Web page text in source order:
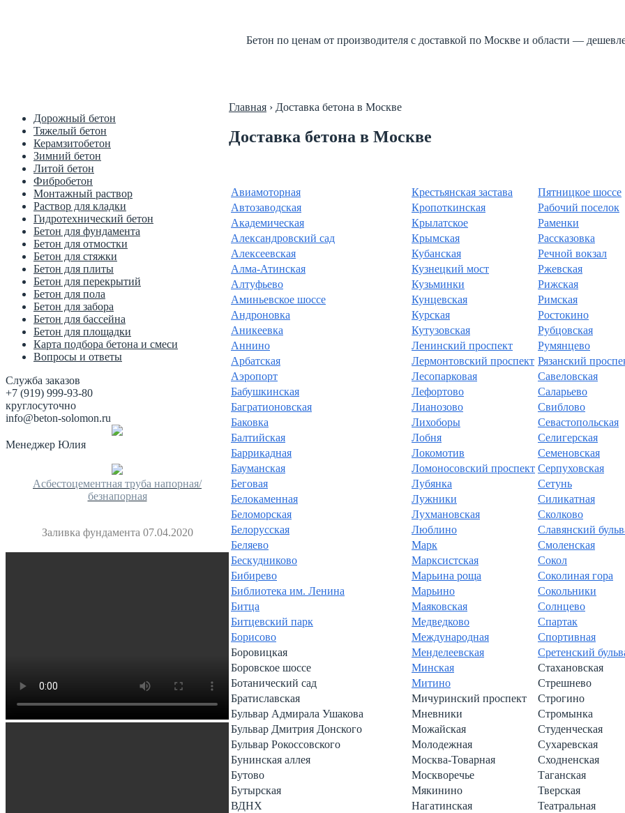
Бетон по ценам от производителя с доставкой по Москве и области —
Дорожный бетон
Тяжелый бетон
Керамзитобетон
Зимний бетон
Литой бетон
Фибробетон
Монтажный раствор
Раствор для кладки
Гидротехнический бетон
Бетон для фундамента
Бетон для отмостки
Бетон для стяжки
Бетон для плиты
Бетон для перекрытий
Бетон для пола
Бетон для забора
Бетон для бассейна
Бетон для площадки
Карта подбора бетона и смеси
Вопросы и ответы
Служба заказов
+7 (919) 999-93-80
круглосуточно
info@beton-solomon.ru
Менеджер Юлия
Асбестоцементная труба напорная/
безнапорная
Заливка фундамента 07.04.2020
Главная › Доставка бетона в Москве
Доставка бетона в Москве
Авиамоторная Крестьянская застава
Пятницкое шоссе
Автозаводская
Кропоткинская
Рабочий поселок
Академическая
Крылатское
Раменки
Александровский сад
Крымская
Рассказовка
Алексеевская
Кубанская
Речной вокзал
Алма-Атинская
Кузнецкий мост
Ржевская
Алтуфьево
Кузьминки
Рижская
Аминьевское шоссе
Кунцевская
Римская
Андроновка
Курская
Ростокино
Аникеевка
Кутузовская
Рубцовская
Аннино
Ленинский проспект
Румянцево
Арбатская
Лермонтовский проспект Рязанский
Аэропорт
Лесопарковая
Савеловская
Бабушкинская
Лефортово
Саларьево
Багратионовская
Лианозово
Свиблово
Баковка
Лихоборы
Севастопольская
Балтийская
Лобня
Селигерская
Баррикадная
Локомотив
Семеновская
Бауманская
Ломоносовский проспект Серпуховская
Беговая
Лубянка
Сетунь
Белокаменная
Лужники
Силикатная
Беломорская
Лухмановская
Сколково
Белорусская
Люблино
Славянский
Беляево
Марк
Смоленская
Бескудниково
Марксистская
Сокол
Бибирево
Марьина роща
Соколиная гора
Библиотека им. Ленина
Марьино
Сокольники
Битца
Маяковская
Солнцево
Битцевский парк
Медведково
Спартак
Борисово
Международная
Спортивная
Боровицкая
Менделеевская
Сретенский
Боровское шоссе
Минская
Стахановская
Ботанический сад
Митино
Стрешнево
Братиславская
Мичуринский проспект
Строгино
Бульвар Адмирала Ушакова
Мневники
Стромынка
Бульвар Дмитрия Донского
Можайская
Студенческая
Бульвар Рокоссовского
Молодежная
Сухаревская
Бунинская аллея
Москва-Товарная
Сходненская
Бутово
Москворечье
Таганская
Бутырская
Мякинино
Тверская
ВДНХ
Нагатинская
Театральная